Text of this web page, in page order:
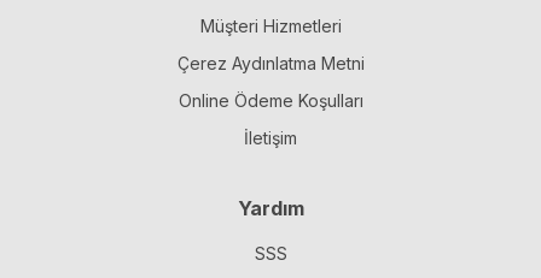
Müşteri Hizmetleri
Çerez Aydınlatma Metni
Online Ödeme Koşulları
İletişim
Yardım
SSS